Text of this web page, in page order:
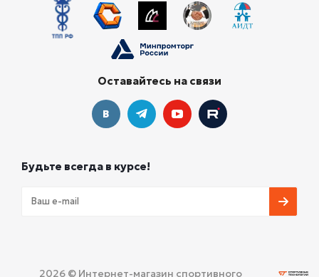
Оставайтесь на связи
Будьте всегда в курсе!
2026 © Интернет-магазин спортивного